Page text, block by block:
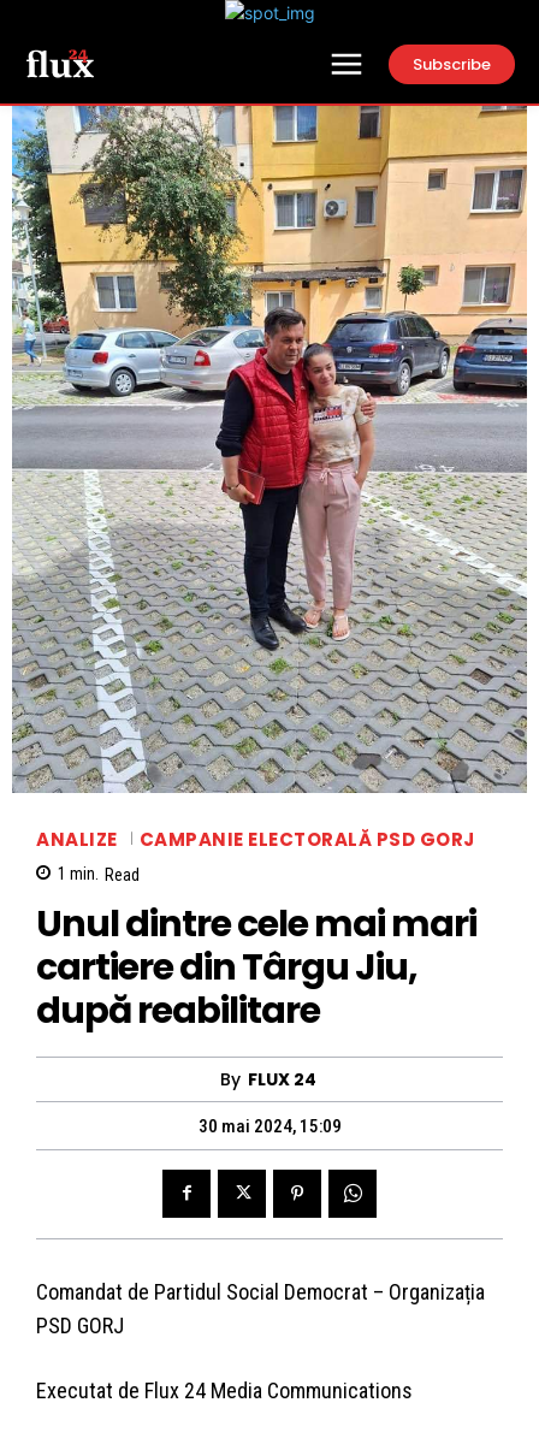
Subscribe
ANALIZE CAMPANIE ELECTORALĂ PSD GORJ
1 min. Read
Unul dintre cele mai mari
cartiere din Târgu Jiu,
după reabilitare
By FLUX 24
30 mai 2024, 15:09
Comandat de Partidul Social Democrat – Organizația
PSD GORJ
Executat de Flux 24 Media Communications